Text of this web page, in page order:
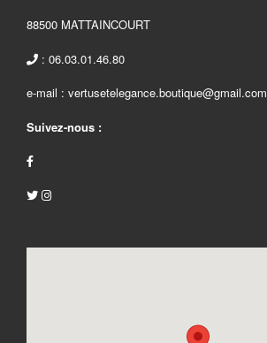
88500 MATTAINCOURT
: 06.03.01.46.80
e-mail : vertusetelegance.boutique@gmail.com
Suivez-nous :